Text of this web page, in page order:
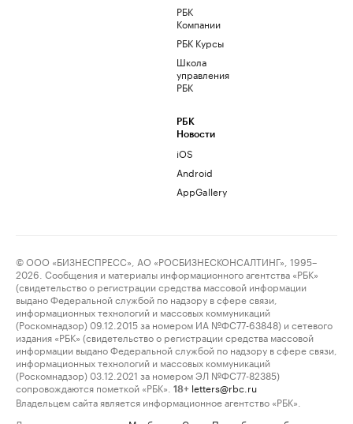
РБК
Компании
РБК Курсы
Школа
управления
РБК
РБК
Новости
iOS
Android
AppGallery
© ООО «БИЗНЕСПРЕСС», АО «РОСБИЗНЕСКОНСАЛТИНГ», 1995–
2026. Сообщения и материалы информационного агентства «РБК»
(свидетельство о регистрации средства массовой информации
выдано Федеральной службой по надзору в сфере связи,
информационных технологий и массовых коммуникаций
(Роскомнадзор) 09.12.2015 за номером ИА №ФС77-63848) и сетевого
издания «РБК» (свидетельство о регистрации средства массовой
информации выдано Федеральной службой по надзору в сфере связи,
информационных технологий и массовых коммуникаций
(Роскомнадзор) 03.12.2021 за номером ЭЛ №ФС77-82385)
сопровождаются пометкой «РБК».
18+ letters@rbc.ru
Владельцем сайта является информационное агентство «РБК».